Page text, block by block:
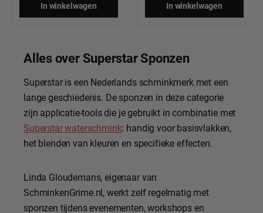
In winkelwagen In winkelwagen
Alles over Superstar Sponzen
Superstar is een Nederlands schminkmerk met een
lange geschiedenis. De sponzen in deze categorie
zijn applicatie-tools die je gebruikt in combinatie met
Superstar waterschmink: handig voor basisvlakken,
het blenden van kleuren en specifieke effecten.
Linda Gloudemans, eigenaar van
SchminkenGrime.nl, werkt zelf regelmatig met
sponzen tijdens evenementen, workshops en